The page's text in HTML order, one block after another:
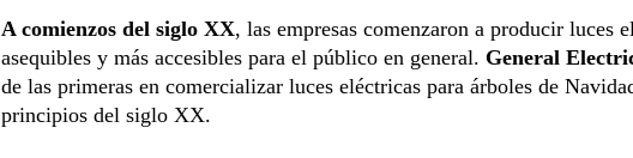
A comienzos del siglo XX, las empresas comenzaron a producir luces
asequibles y más accesibles para el público en general. General
de las primeras en comercializar luces eléctricas para árboles de
principios del siglo XX.